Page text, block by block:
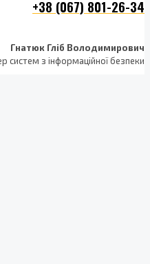
+38 (067) 801-26-34
Гнатюк Гліб Володимирович
систем з інформаційної безпеки